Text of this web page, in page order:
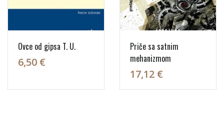
Ovce od gipsa T. U.
6,50 €
Priče sa satnim
mehanizmom
17,12 €